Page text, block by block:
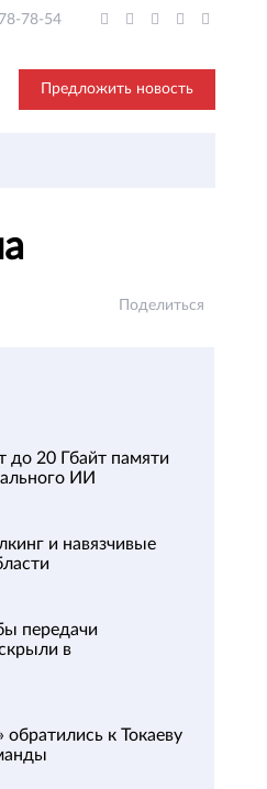
78-54
Предложить новость
Поделиться
до 20 Гбайт памяти
ИИ
и навязчивые
передачи
в
к Токаеву